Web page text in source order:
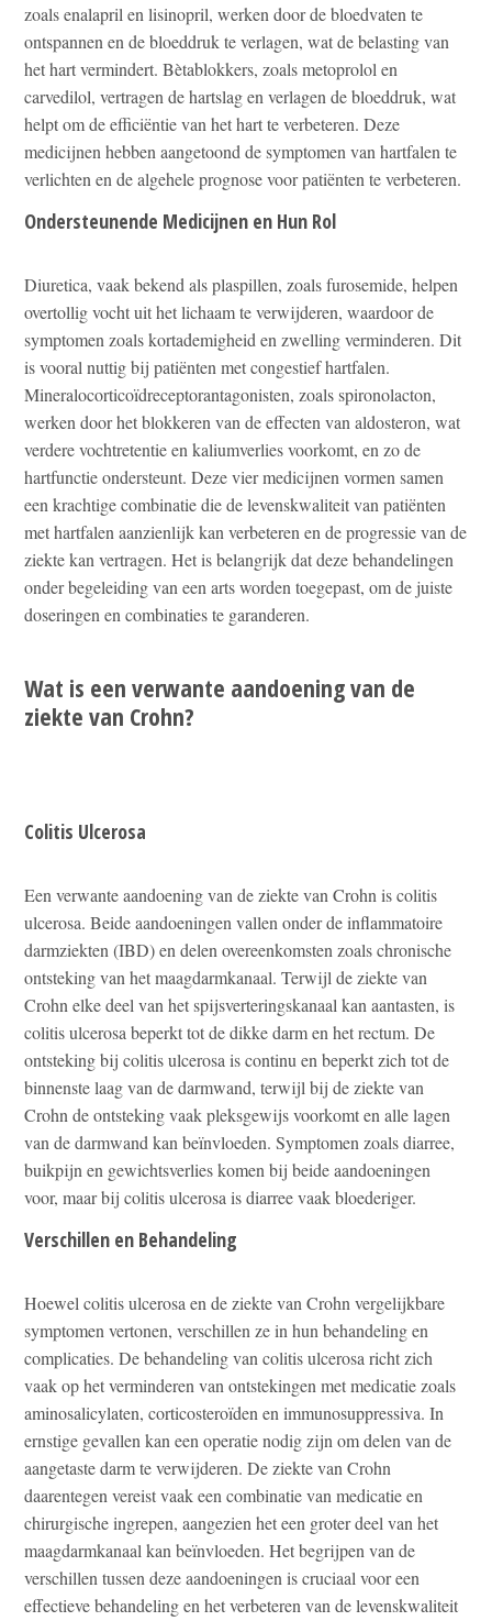
zoals enalapril en lisinopril, werken door de bloedvaten te
ontspannen en de bloeddruk te verlagen, wat de belasting van
het hart vermindert. Bètablokkers, zoals metoprolol en
carvedilol, vertragen de hartslag en verlagen de bloeddruk, wat
helpt om de efficiëntie van het hart te verbeteren. Deze
medicijnen hebben aangetoond de symptomen van hartfalen te
verlichten en de algehele prognose voor patiënten te verbeteren.
Ondersteunende Medicijnen en Hun Rol
Diuretica, vaak bekend als plaspillen, zoals furosemide, helpen
overtollig vocht uit het lichaam te verwijderen, waardoor de
symptomen zoals kortademigheid en zwelling verminderen. Dit
is vooral nuttig bij patiënten met congestief hartfalen.
Mineralocorticoïdreceptorantagonisten, zoals spironolacton,
werken door het blokkeren van de effecten van aldosteron, wat
verdere vochtretentie en kaliumverlies voorkomt, en zo de
hartfunctie ondersteunt. Deze vier medicijnen vormen samen
een krachtige combinatie die de levenskwaliteit van patiënten
met hartfalen aanzienlijk kan verbeteren en de progressie van de
ziekte kan vertragen. Het is belangrijk dat deze behandelingen
onder begeleiding van een arts worden toegepast, om de juiste
doseringen en combinaties te garanderen.
Wat is een verwante aandoening van de
ziekte van Crohn?
Colitis Ulcerosa
Een verwante aandoening van de ziekte van Crohn is colitis
ulcerosa. Beide aandoeningen vallen onder de inflammatoire
darmziekten (IBD) en delen overeenkomsten zoals chronische
ontsteking van het maagdarmkanaal. Terwijl de ziekte van
Crohn elke deel van het spijsverteringskanaal kan aantasten, is
colitis ulcerosa beperkt tot de dikke darm en het rectum. De
ontsteking bij colitis ulcerosa is continu en beperkt zich tot de
binnenste laag van de darmwand, terwijl bij de ziekte van
Crohn de ontsteking vaak pleksgewijs voorkomt en alle lagen
van de darmwand kan beïnvloeden. Symptomen zoals diarree,
buikpijn en gewichtsverlies komen bij beide aandoeningen
voor, maar bij colitis ulcerosa is diarree vaak bloederiger.
Verschillen en Behandeling
Hoewel colitis ulcerosa en de ziekte van Crohn vergelijkbare
symptomen vertonen, verschillen ze in hun behandeling en
complicaties. De behandeling van colitis ulcerosa richt zich
vaak op het verminderen van ontstekingen met medicatie zoals
aminosalicylaten, corticosteroïden en immunosuppressiva. In
ernstige gevallen kan een operatie nodig zijn om delen van de
aangetaste darm te verwijderen. De ziekte van Crohn
daarentegen vereist vaak een combinatie van medicatie en
chirurgische ingrepen, aangezien het een groter deel van het
maagdarmkanaal kan beïnvloeden. Het begrijpen van de
verschillen tussen deze aandoeningen is cruciaal voor een
effectieve behandeling en het verbeteren van de levenskwaliteit